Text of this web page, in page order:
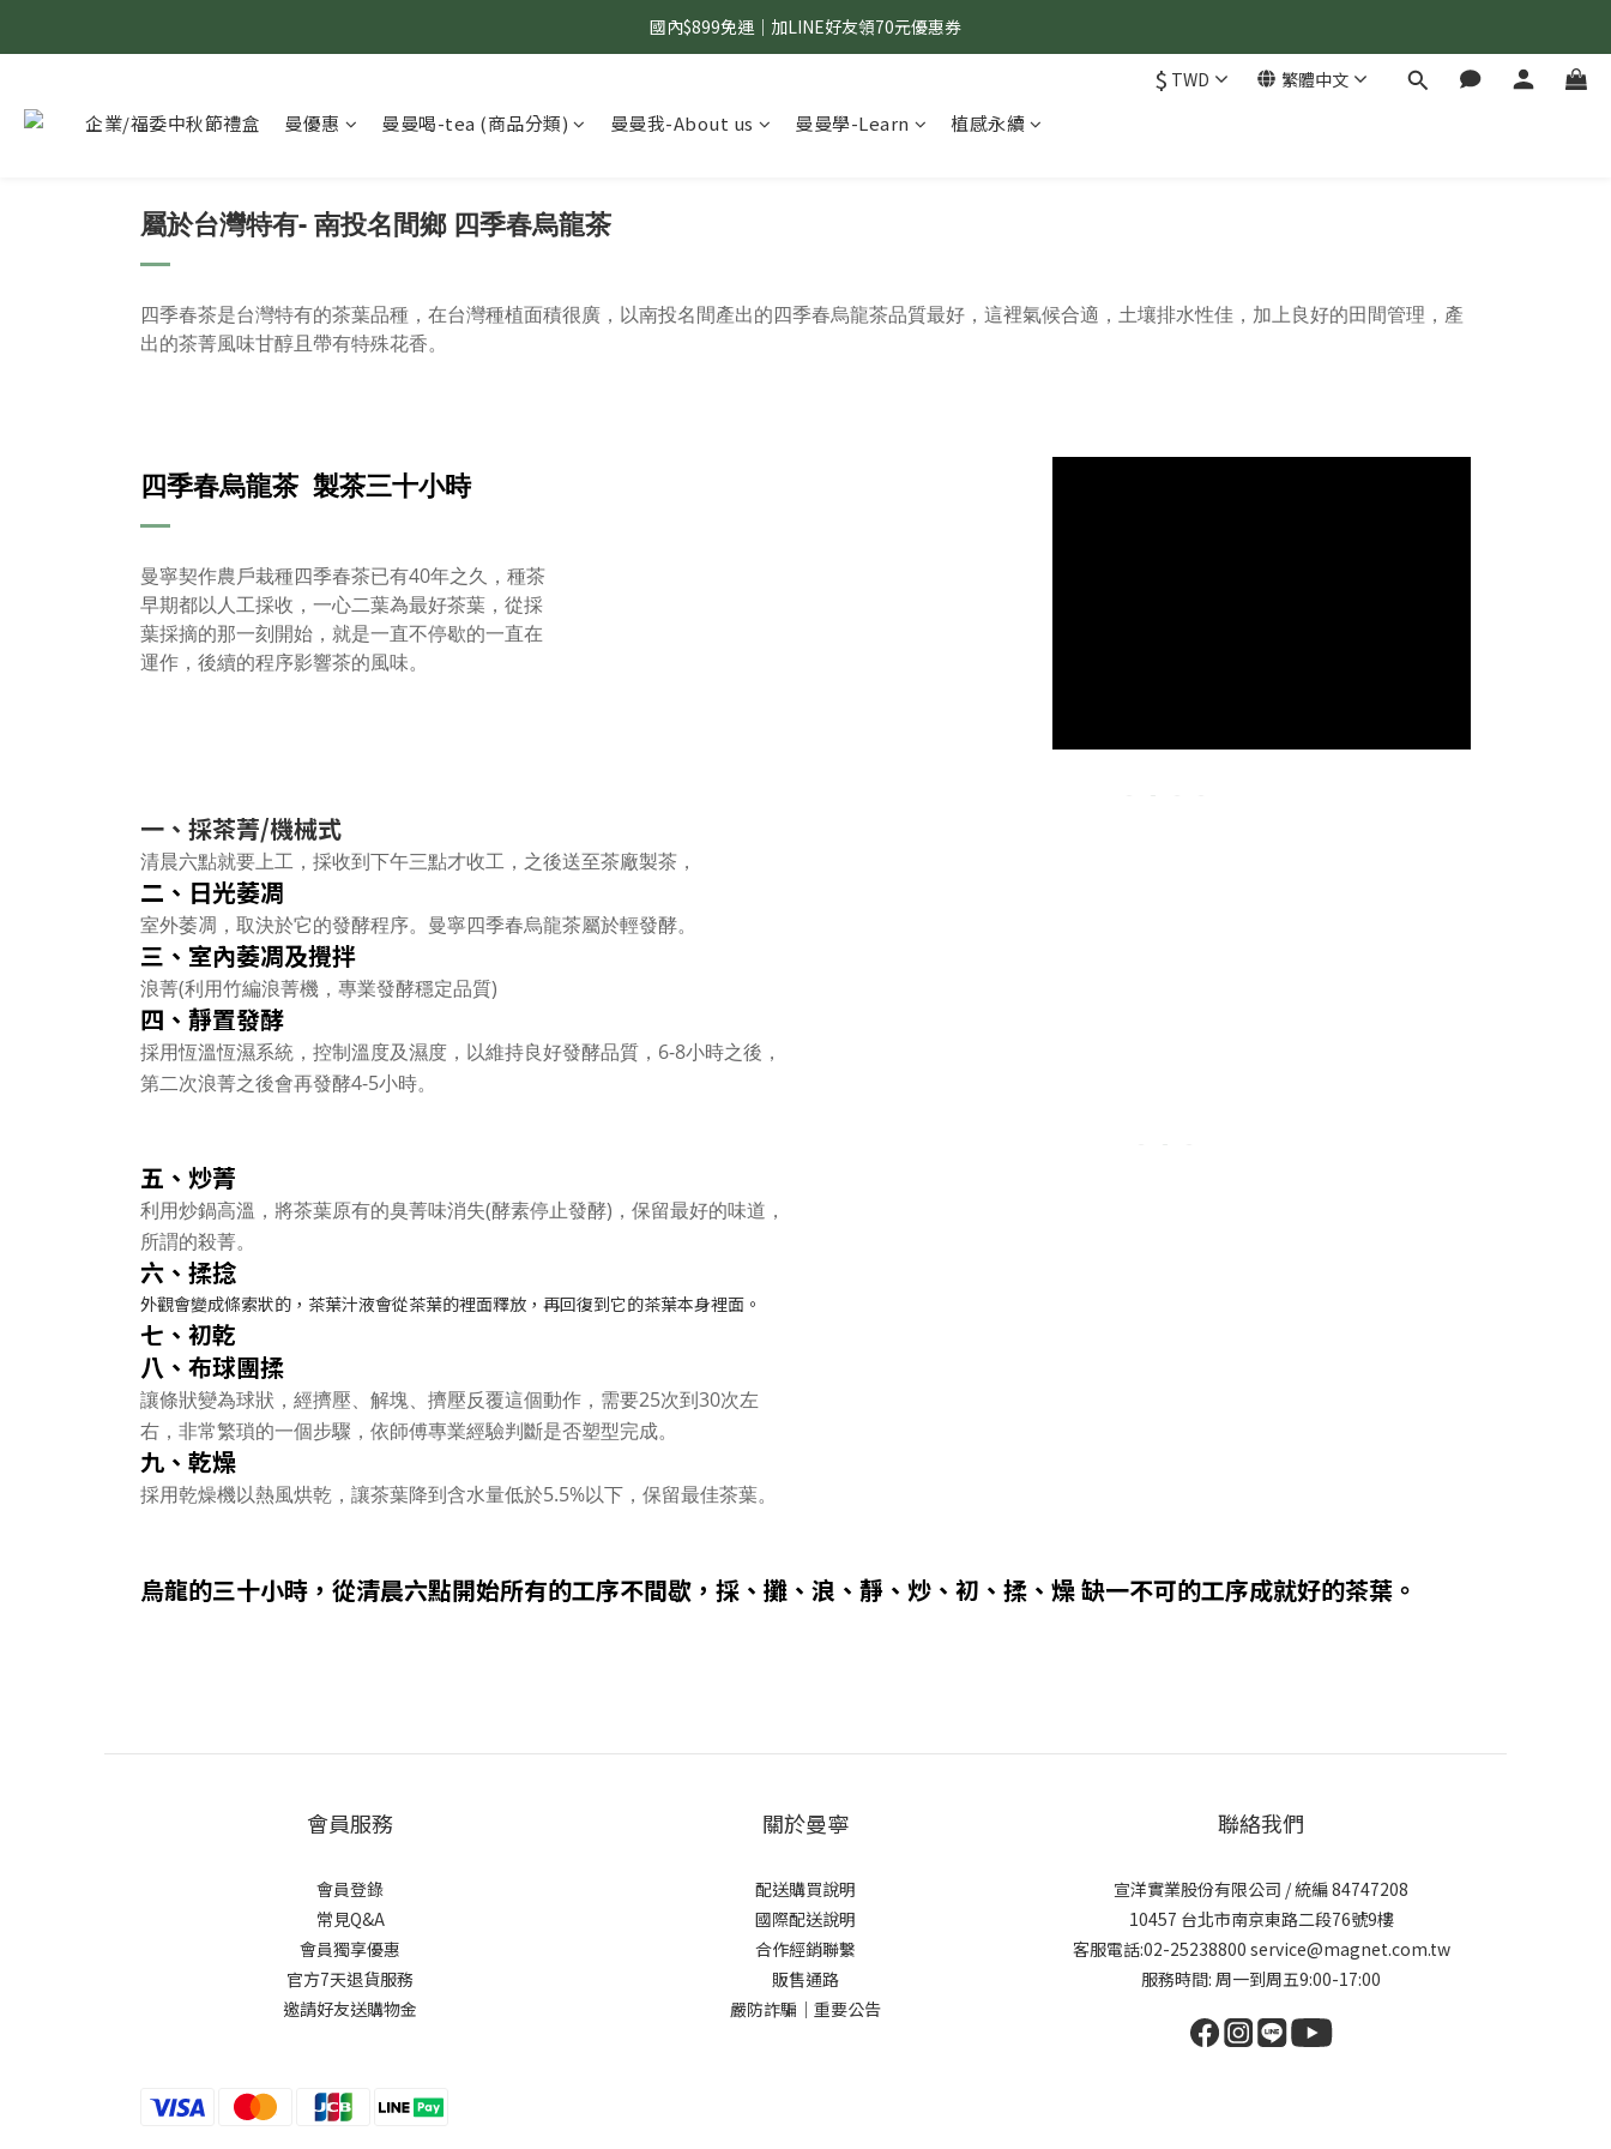
國內$899免運｜加LINE好友領70元優惠券
國內$899免運｜加LINE好友領70元優惠券
國內$899免運｜加LINE好友領70元優惠券
$ TWD 繁體中文
企業/福委中秋節禮盒 曼優惠 曼曼喝-tea (商品分類) 曼曼我-About us 曼曼學-Learn 植感永續
屬於台灣特有- 南投名間鄉 四季春烏龍茶
四季春茶是台灣特有的茶葉品種，在台灣種植面積很廣，以南投名間產出的四季春烏龍茶品質最好，這裡氣候合適，土壤排水性佳，加上良好的田間管理，產
出的茶菁風味甘醇且帶有特殊花香。
四季春烏龍茶 製茶三十小時
曼寧契作農戶栽種四季春茶已有40年之久，種茶
早期都以人工採收，一心二葉為最好茶葉， 從採
葉採摘的那一刻開始，就是一直不停歇的一直在
運作，後續的程序影響茶的風味。
一、採茶菁/機械式
清晨六點就要上工，採收到下午三點才收工，之後送至茶廠製茶，
二、日光萎凋
室外萎凋，取決於它的發酵程序。曼寧四季春烏龍茶屬於輕發酵。
三、室內萎凋及攪拌
浪菁(利用竹編浪菁機，專業發酵穩定品質)
四、靜置發酵
採用恆溫恆濕系統，控制溫度及濕度，以維持良好發酵品質，6-8小時之後，
第二次浪菁之後會再發酵4-5小時。
五、炒菁
利用炒鍋高溫，將茶葉原有的臭菁味消失(酵素停止發酵)，保留最好的味道，
所謂的殺菁。
六、揉捻
外觀會變成條索狀的，茶葉汁液會從茶葉的裡面釋放，再回復到它的茶葉本身裡面。
七、初乾
八、布球團揉
讓條狀變為球狀，經擠壓、解塊、擠壓反覆這個動作，需要25次到30次左
右，非常繁瑣的一個步驟，依師傅專業經驗判斷是否塑型完成。
九、乾燥
採用乾燥機以熱風烘乾，讓茶葉降到含水量低於5.5%以下，保留最佳茶葉。
烏龍的三十小時，從清晨六點開始所有的工序不間歇， 採、攤、浪、靜、炒、初、揉、燥 缺一不可的工序成就好的茶葉。
會員服務
會員登錄
常見Q&A
會員獨享優惠
官方7天退貨服務
邀請好友送購物金
關於曼寧
配送購買說明
國際配送說明
合作經銷聯繫
販售通路
嚴防詐騙｜重要公告
聯絡我們
宣洋實業股份有限公司 / 統編 84747208
10457 台北市南京東路二段76號9樓
客服電話:02-25238800 service@magnet.com.tw
服務時間: 周一到周五9:00-17:00